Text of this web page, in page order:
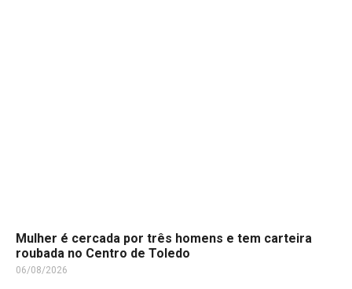
Mulher é cercada por três homens e tem carteira
roubada no Centro de Toledo
06/08/2026